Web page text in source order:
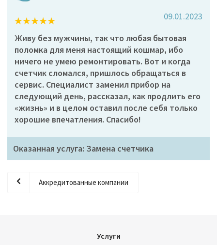
09.01.2023
Живу без мужчины, так что любая бытовая
поломка для меня настоящий кошмар, ибо
ничего не умею ремонтировать. Вот и когда
счетчик сломался, пришлось обращаться в
сервис. Специалист заменил прибор на
следующий день, рассказал, как продлить его
«жизнь» и в целом оставил после себя только
хорошие впечатления. Спасибо!
Оказанная услуга: Замена счетчика
Аккредитованные компании
Услуги